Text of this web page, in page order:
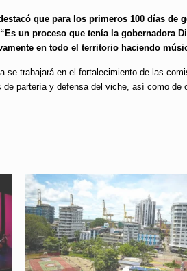
que para los primeros 100 días
un proceso que tenía la gobernadora
en todo el territorio haciendo
se trabajará en el fortalecimiento de las
partería y defensa del viche, así como de